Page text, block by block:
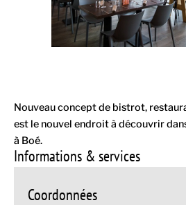
Nouveau concept de bistrot,
est le nouvel endroit à découvrir
à Boé.
Informations & services
Coordonnées